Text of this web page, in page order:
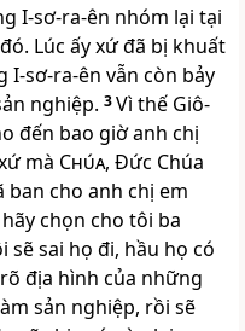
I-sơ-ra-ên nhóm lại tại
Lúc ấy xứ đã bị khuất
I-sơ-ra-ên vẫn còn bảy
nghiệp. 3Vì thế Giô-
đến bao giờ anh chị
mà Chúa, Ðức Chúa
ban cho anh chị em
chọn cho tôi ba
sai họ đi, hầu họ có
địa hình của những
sản nghiệp, rồi sẽ